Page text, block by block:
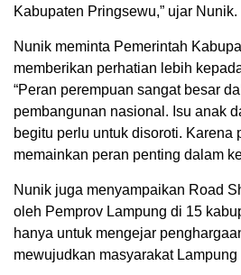
Kabupaten Pringsewu,” ujar Nunik.
Nunik meminta Pemerintah
memberikan perhatian lebih
“Peran perempuan sangat besar
pembangunan nasional. Isu anak
begitu perlu untuk disoroti. Karena
memainkan peran penting dalam
Nunik juga menyampaikan Road
oleh Pemprov Lampung di 15
hanya untuk mengejar
mewujudkan masyarakat Lampung